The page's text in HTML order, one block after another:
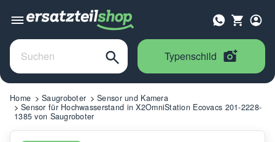
Typenschild
Home Saugroboter
Sensor und Kamera
Sensor für Hochwasserstand in X2OmniStation Ecovacs 201-2228-
1385 von Saugroboter